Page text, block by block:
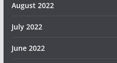
August 2022
July 2022
June 2022